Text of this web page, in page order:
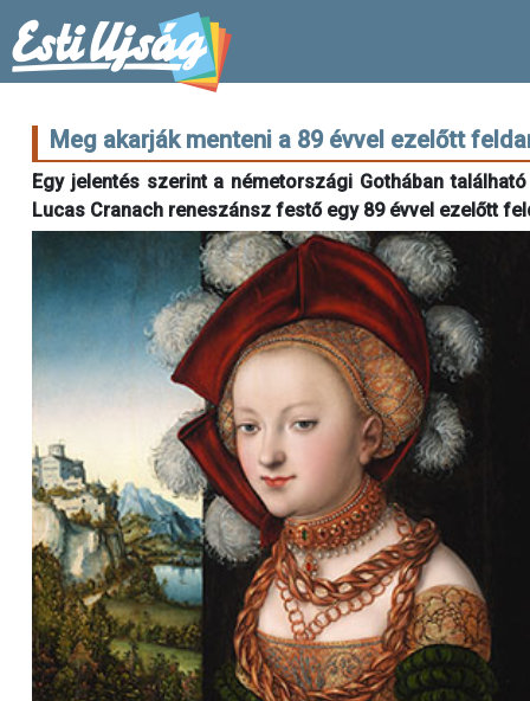
Meg akarják menteni a 89 évvel ezelőtt
Egy jelentés szerint a németországi Gothában
Lucas Cranach reneszánsz festő egy 89 évvel ezelőtt